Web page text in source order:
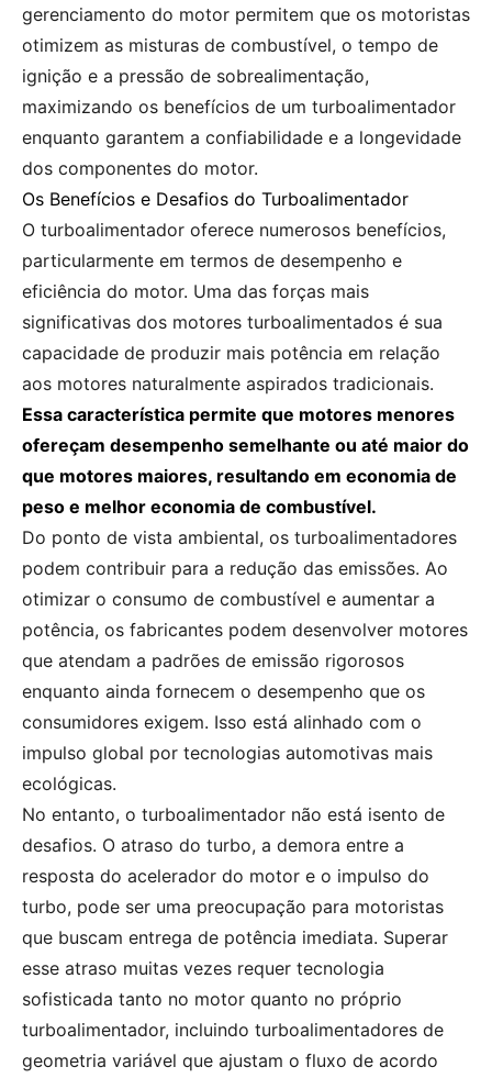
gerenciamento do motor permitem que os motoristas
otimizem as misturas de combustível, o tempo de
ignição e a pressão de sobrealimentação,
maximizando os benefícios de um turboalimentador
enquanto garantem a confiabilidade e a longevidade
dos componentes do motor.
Os Benefícios e Desafios do Turboalimentador
O turboalimentador oferece numerosos benefícios,
particularmente em termos de desempenho e
eficiência do motor. Uma das forças mais
significativas dos motores turboalimentados é sua
capacidade de produzir mais potência em relação
aos motores naturalmente aspirados tradicionais.
Essa característica permite que motores menores
ofereçam desempenho semelhante ou até maior do
que motores maiores, resultando em economia de
peso e melhor economia de combustível.
Do ponto de vista ambiental, os turboalimentadores
podem contribuir para a redução das emissões. Ao
otimizar o consumo de combustível e aumentar a
potência, os fabricantes podem desenvolver motores
que atendam a padrões de emissão rigorosos
enquanto ainda fornecem o desempenho que os
consumidores exigem. Isso está alinhado com o
impulso global por tecnologias automotivas mais
ecológicas.
No entanto, o turboalimentador não está isento de
desafios. O atraso do turbo, a demora entre a
resposta do acelerador do motor e o impulso do
turbo, pode ser uma preocupação para motoristas
que buscam entrega de potência imediata. Superar
esse atraso muitas vezes requer tecnologia
sofisticada tanto no motor quanto no próprio
turboalimentador, incluindo turboalimentadores de
geometria variável que ajustam o fluxo de acordo